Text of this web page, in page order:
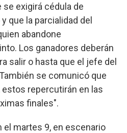
exigirá cédula de
que la parcialidad del
abandone
Los ganadores deberán
salir o hasta que el jefe del
se comunicó que
repercutirán en las
finales".
el martes 9, en escenario